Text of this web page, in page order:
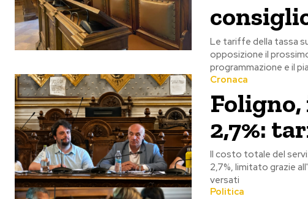
Le tariffe della tassa
opposizione il
programmazione e il
Cronaca
Foligno,
2,7%:
Il costo totale del
2,7%, limitato grazie
versati
Politica